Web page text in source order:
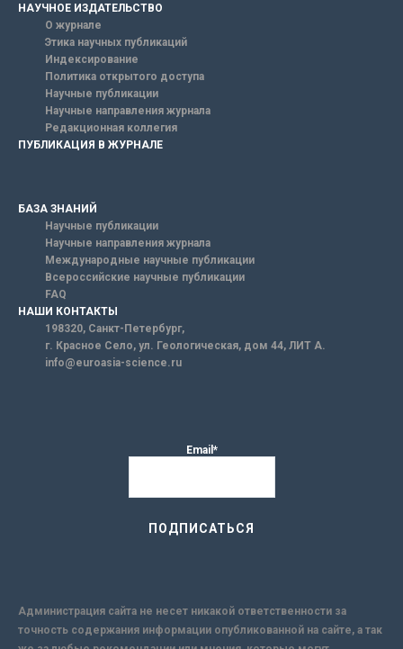
НАУЧНОЕ ИЗДАТЕЛЬСТВО
О журнале
Этика научных публикаций
Индексирование
Политика открытого доступа
Научные публикации
Научные направления журнала
Редакционная коллегия
ПУБЛИКАЦИЯ В ЖУРНАЛЕ
БАЗА ЗНАНИЙ
Научные публикации
Научные направления журнала
Международные научные публикации
Всероссийские научные публикации
FAQ
НАШИ КОНТАКТЫ
198320, Санкт-Петербург,
г. Красное Село, ул. Геологическая, дом 44, ЛИТ А.
info@euroasia-science.ru
Email*
Администрация сайта не несет никакой ответственности за
точность содержания информации опубликованной на сайте, а так